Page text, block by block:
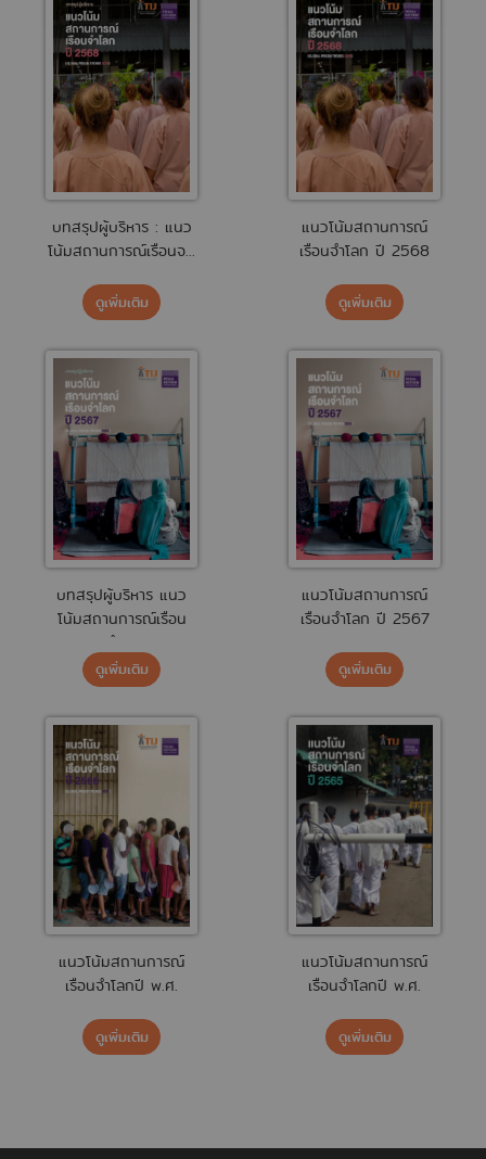
บทสรุปผู้บริหาร : แนว
โน้มสถานการณ์เรือนจ...
ดูเพิ่มเติม
แนวโน้มสถานการณ์
เรือนจำโลก ปี 2568
ดูเพิ่มเติม
บทสรุปผู้บริหาร แนว
โน้มสถานการณ์เรือน
จำโ...
ดูเพิ่มเติม
แนวโน้มสถานการณ์
เรือนจำโลก ปี 2567
ดูเพิ่มเติม
แนวโน้มสถานการณ์
เรือนจำโลกปี พ.ศ.
ดูเพิ่มเติม
แนวโน้มสถานการณ์
เรือนจำโลกปี พ.ศ.
ดูเพิ่มเติม